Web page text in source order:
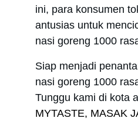
ini, para konsumen
antusias untuk
nasi goreng 1000
Siap menjadi
nasi goreng 1000
Tunggu kami di kota
MYTASTE, MASAK